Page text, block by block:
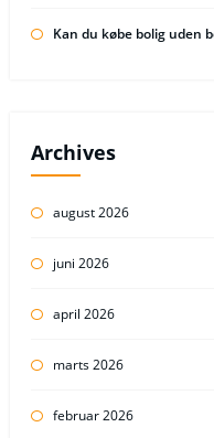
Kan du købe bolig uden
Archives
august 2026
juni 2026
april 2026
marts 2026
februar 2026